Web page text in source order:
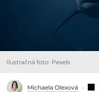
Ilustračná foto: Pexels
Michaela Olexová